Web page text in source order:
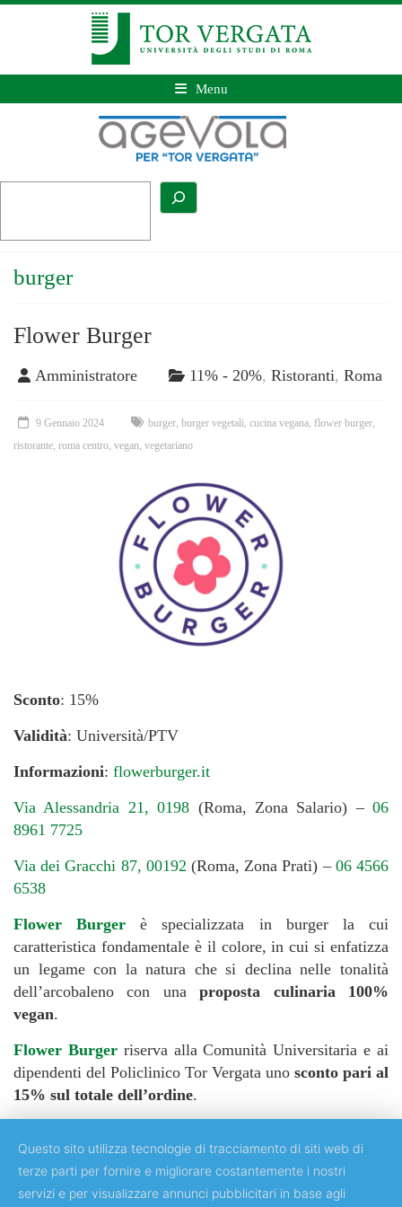
Menu
burger
Flower Burger
Amministratore 11% - 20%, Ristoranti, Roma
9 Gennaio 2024 burger burger vegetali cucina vegana flower burger
ristorante roma centro vegan vegetariano
Sconto: 15%
Validità: Università/PTV
Informazioni: flowerburger.it
Via Alessandria 21, 0198 (Roma, Zona Salario) – 06
8961 7725
Via dei Gracchi 87, 00192 (Roma, Zona Prati) – 06 4566
6538
Flower Burger è specializzata in burger la cui
caratteristica fondamentale è il colore, in cui si enfatizza
un legame con la natura che si declina nelle tonalità
dell’arcobaleno con unaproposta culinaria 100%
vegan.
Flower Burgerriserva alla Comunità Universitaria e ai
dipendenti del Policlinico Tor Vergata uno sconto pari al
15% sul totale dell’ordine.
Questo sito utilizza tecnologie di tracciamento di siti web di
terze parti per fornire e migliorare costantemente i nostri
servizi e per visualizzare annunci pubblicitari in base agli